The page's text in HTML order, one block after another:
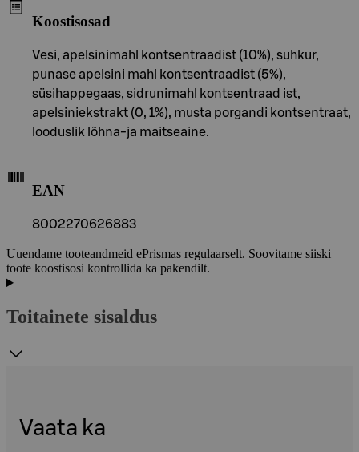
Koostisosad
Vesi, apelsinimahl kontsentraadist (10%), suhkur,
punase apelsini mahl kontsentraadist (5%),
süsihappegaas, sidrunimahl kontsentraad ist,
apelsiniekstrakt (0, 1%), musta porgandi kontsentraat,
looduslik lõhna-ja maitseaine.
EAN
8002270626883
Uuendame tooteandmeid ePrismas regulaarselt. Soovitame siiski
toote koostisosi kontrollida ka pakendilt.
Toitainete sisaldus
Vaata ka